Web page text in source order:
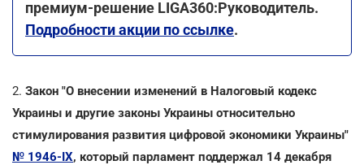
премиум-решение LIGA360:Руководитель.
Подробности акции по ссылке.
2. Закон "О внесении изменений в Налоговый кодекс
Украины и другие законы Украины относительно
стимулирования развития цифровой экономики Украины"
№ 1946-ІХ, который парламент поддержал 14 декабря